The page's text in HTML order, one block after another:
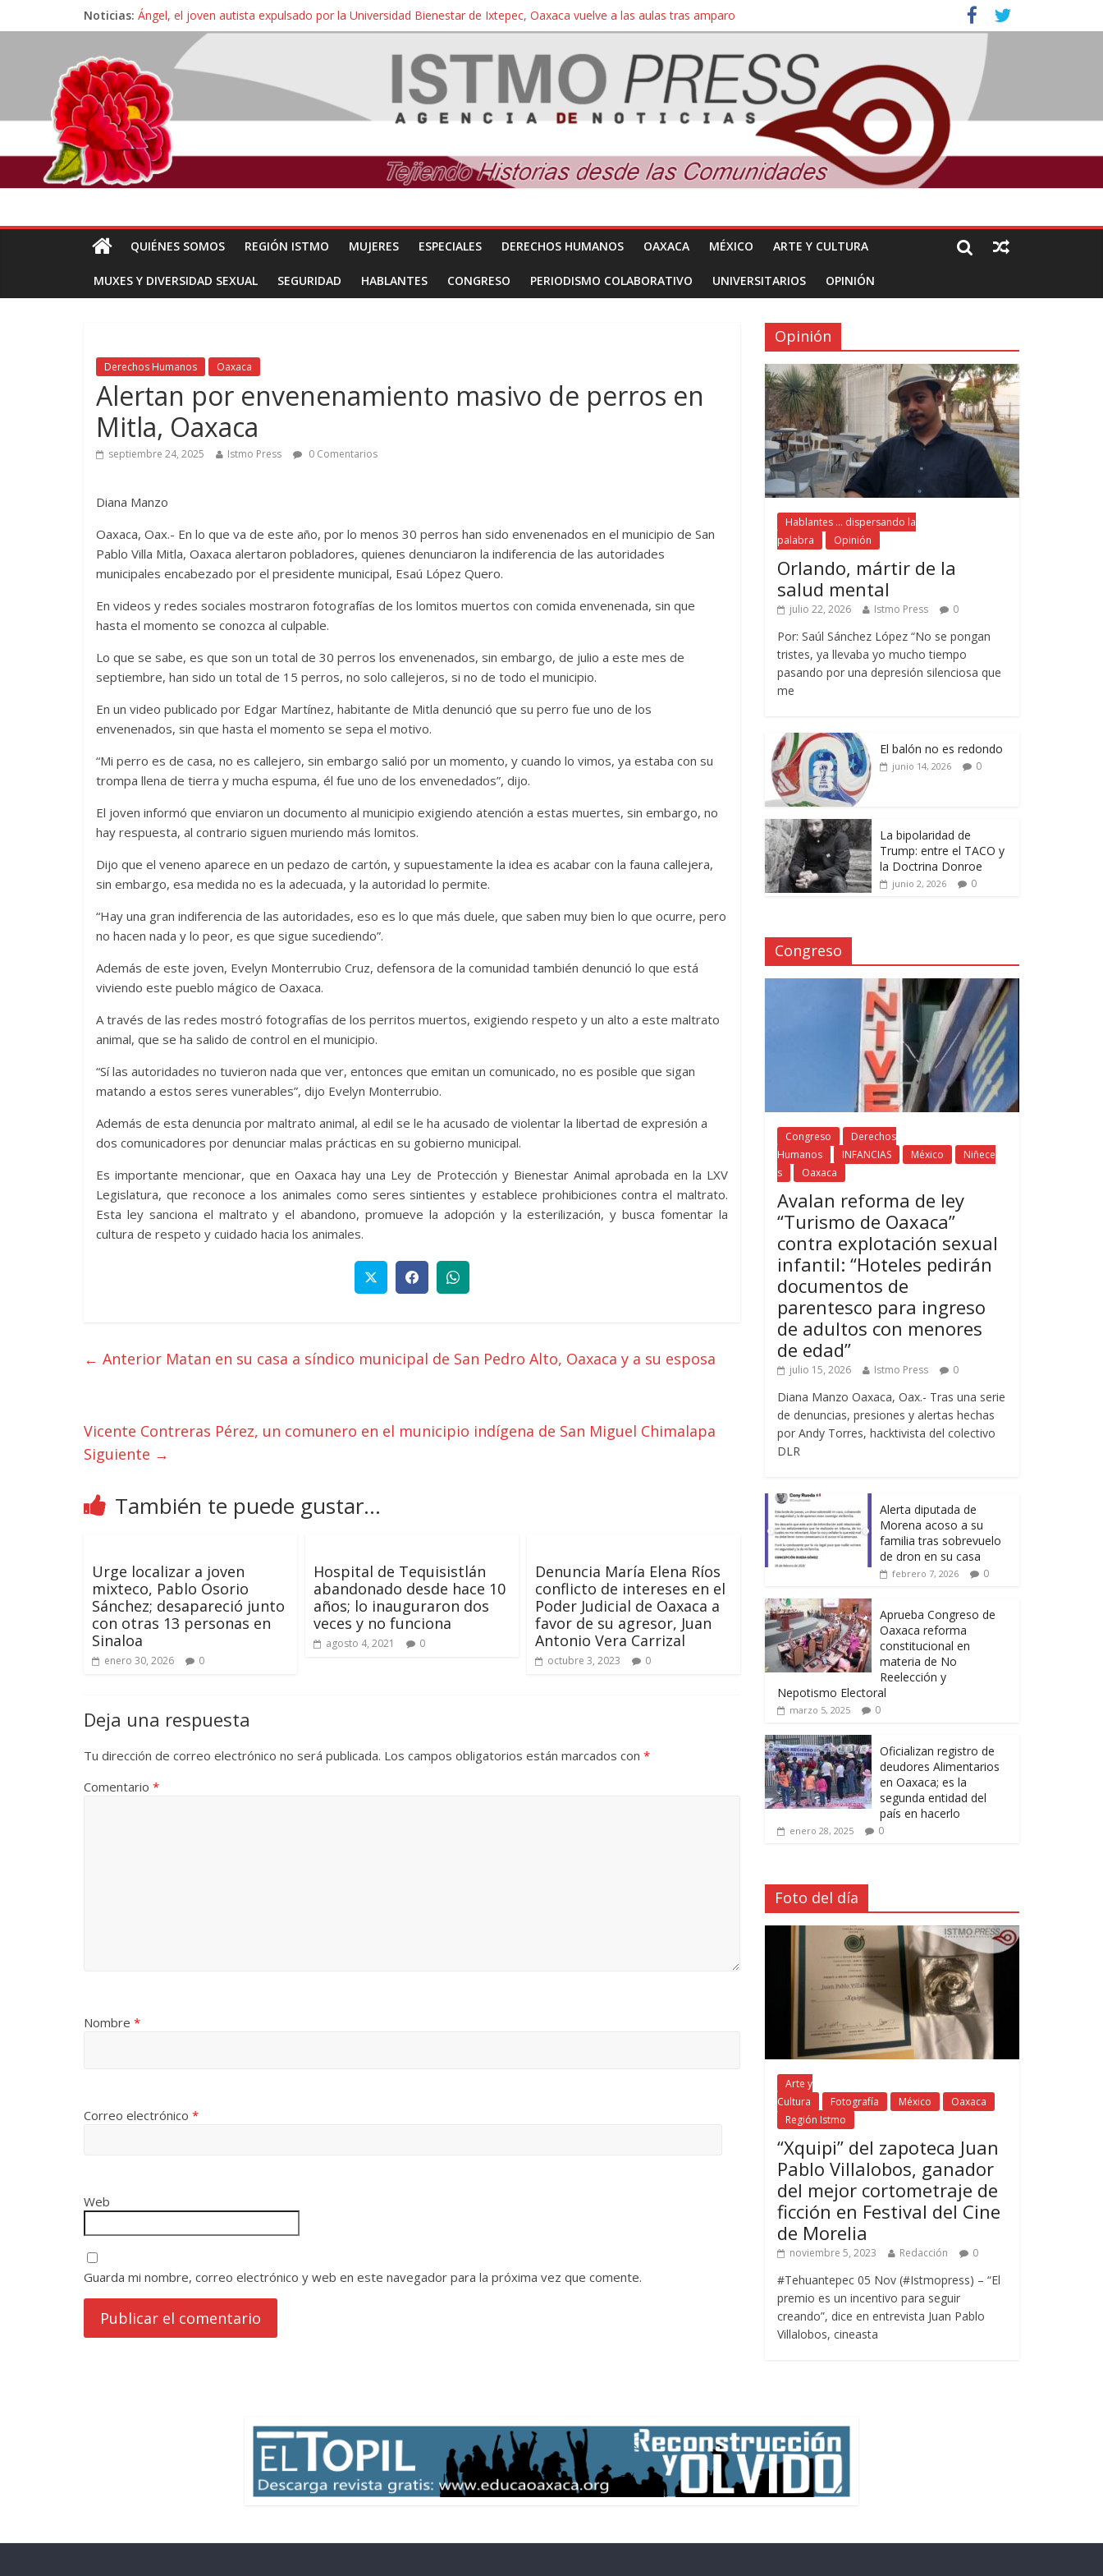
Noticias: Ángel, el joven autista expulsado por la Universidad Bienestar de Ixtepec, Oaxaca vuelve a las aulas tras amparo
Familiares de periodista Alejandro Leyva se reúnen con titular de la SEGOB y exigen detener a los autores materiales e intelectuales de su asesinato
Alertan pescadores de Juchitán, Oaxaca de nuevo despojo de su territorio para construir un parque eólico
Pescadores y comuneros ikoots detienen la extracción ilegal de material pétreo de gravera Oyamel
Un nuevo derrame de hidrocarburo afecta a Salina Cruz, Oaxaca; ahora pescadores de Salinas del Marqués denuncian daños de Pemex
QUIÉNES SOMOS REGIÓN ISTMO MUJERES ESPECIALES DERECHOS HUMANOS OAXACA MÉXICO ARTE Y CULTURA
MUXES Y DIVERSIDAD SEXUAL SEGURIDAD HABLANTES CONGRESO PERIODISMO COLABORATIVO UNIVERSITARIOS OPINIÓN
Derechos Humanos Oaxaca
Alertan por envenenamiento masivo de perros en
Mitla, Oaxaca
septiembre 24, 2025 Istmo Press 0 Comentarios
Diana Manzo
Oaxaca, Oax.- En lo que va de este año, por lo menos 30 perros han sido envenenados en el municipio de San
Pablo Villa Mitla, Oaxaca alertaron pobladores, quienes denunciaron la indiferencia de las autoridades
municipales encabezado por el presidente municipal, Esaú López Quero.
En videos y redes sociales mostraron fotografías de los lomitos muertos con comida envenenada, sin que
hasta el momento se conozca al culpable.
Lo que se sabe, es que son un total de 30 perros los envenenados, sin embargo, de julio a este mes de
septiembre, han sido un total de 15 perros, no solo callejeros, si no de todo el municipio.
En un video publicado por Edgar Martínez, habitante de Mitla denunció que su perro fue uno de los
envenenados, sin que hasta el momento se sepa el motivo.
“Mi perro es de casa, no es callejero, sin embargo salió por un momento, y cuando lo vimos, ya estaba con su
trompa llena de tierra y mucha espuma, él fue uno de los envenedados”, dijo.
El joven informó que enviaron un documento al municipio exigiendo atención a estas muertes, sin embargo, no
hay respuesta, al contrario siguen muriendo más lomitos.
Dijo que el veneno aparece en un pedazo de cartón, y supuestamente la idea es acabar con la fauna callejera,
sin embargo, esa medida no es la adecuada, y la autoridad lo permite.
“Hay una gran indiferencia de las autoridades, eso es lo que más duele, que saben muy bien lo que ocurre, pero
no hacen nada y lo peor, es que sigue sucediendo”.
Además de este joven, Evelyn Monterrubio Cruz, defensora de la comunidad también denunció lo que está
viviendo este pueblo mágico de Oaxaca.
A través de las redes mostró fotografías de los perritos muertos, exigiendo respeto y un alto a este maltrato
animal, que se ha salido de control en el municipio.
“Sí las autoridades no tuvieron nada que ver, entonces que emitan un comunicado, no es posible que sigan
matando a estos seres vunerables”, dijo Evelyn Monterrubio.
Además de esta denuncia por maltrato animal, al edil se le ha acusado de violentar la libertad de expresión a
dos comunicadores por denunciar malas prácticas en su gobierno municipal.
Es importante mencionar, que en Oaxaca hay una Ley de Protección y Bienestar Animal aprobada en la LXV
Legislatura, que reconoce a los animales como seres sintientes y establece prohibiciones contra el maltrato.
Esta ley sanciona el maltrato y el abandono, promueve la adopción y la esterilización, y busca fomentar la
cultura de respeto y cuidado hacia los animales.
← Anterior Matan en su casa a síndico municipal de San Pedro Alto, Oaxaca y a su esposa
Vicente Contreras Pérez, un comunero en el municipio indígena de San Miguel Chimalapa
Siguiente →
También te puede gustar...
Urge localizar a joven
mixteco, Pablo Osorio
Sánchez; desapareció junto
con otras 13 personas en
Sinaloa
enero 30, 2026 0
Hospital de Tequisistlán
abandonado desde hace 10
años; lo inauguraron dos
veces y no funciona
agosto 4, 2021 0
Denuncia María Elena Ríos
conflicto de intereses en el
Poder Judicial de Oaxaca a
favor de su agresor, Juan
Antonio Vera Carrizal
octubre 3, 2023 0
Deja una respuesta
Tu dirección de correo electrónico no será publicada. Los campos obligatorios están marcados con *
Comentario *
Nombre *
Correo electrónico *
Web
Guarda mi nombre, correo electrónico y web en este navegador para la próxima vez que comente.
Opinión
Hablantes ... dispersando la
palabra
Opinión
Orlando, mártir de la
salud mental
julio 22, 2026 Istmo Press 0
Por: Saúl Sánchez López “No se pongan
tristes, ya llevaba yo mucho tiempo
pasando por una depresión silenciosa que
me
El balón no es redondo
junio 14, 2026 0
La bipolaridad de
Trump: entre el TACO y
la Doctrina Donroe
junio 2, 2026 0
Congreso
Congreso
Derechos
Humanos
INFANCIAS México
Niñece
s
Oaxaca
Avalan reforma de ley
“Turismo de Oaxaca”
contra explotación sexual
infantil: “Hoteles pedirán
documentos de
parentesco para ingreso
de adultos con menores
de edad”
julio 15, 2026 Istmo Press 0
Diana Manzo Oaxaca, Oax.- Tras una serie
de denuncias, presiones y alertas hechas
por Andy Torres, hacktivista del colectivo
DLR
Alerta diputada de
Morena acoso a su
familia tras sobrevuelo
de dron en su casa
febrero 7, 2026 0
Aprueba Congreso de
Oaxaca reforma
constitucional en
materia de No
Reelección y
Nepotismo Electoral
marzo 5, 2025 0
Oficializan registro de
deudores Alimentarios
en Oaxaca; es la
segunda entidad del
país en hacerlo
enero 28, 2025 0
Foto del día
Arte y
Cultura
Fotografía México
Oaxaca
Región Istmo
“Xquipi” del zapoteca Juan
Pablo Villalobos, ganador
del mejor cortometraje de
ficción en Festival del Cine
de Morelia
noviembre 5, 2023 Redacción 0
#Tehuantepec 05 Nov (#Istmopress) – “El
premio es un incentivo para seguir
creando”, dice en entrevista Juan Pablo
Villalobos, cineasta